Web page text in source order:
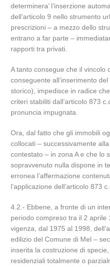
determinera’ l’inserzione
dell’articolo 9 nello strumento
prescrizioni – a mezzo dello
entrano a far parte –
rapporti tra privati.
A tanto consegue che il vincolo
conseguente all’inserimento
storico), impedisce in radice
criteri stabiliti dall’articolo 873
pronuncia impugnata.
Ora, dal fatto che gli immobili
collocati – successivamente
contestato – in zona A e che lo
sopravvenuto nulla dispone in
erronea l’affermazione
l’applicazione dell’articolo 873
4.2.- Ebbene, a fronte di un
periodo compreso tra il 2 aprile
vigenza, dal 1975 al 1998,
edilizio del Comune di Mel –
inserita la costruzione di
residenziali totalmente o